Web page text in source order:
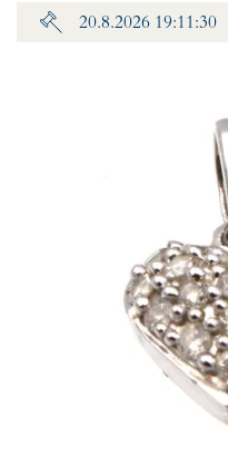
20.8.2026 19:11:30